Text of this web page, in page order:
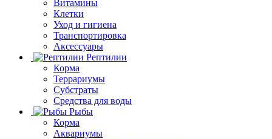
Витамины
Клетки
Уход и гигиена
Транспортировка
Аксессуары
Рептилии
Корма
Террариумы
Субстраты
Средства для воды
Рыбы
Корма
Аквариумы